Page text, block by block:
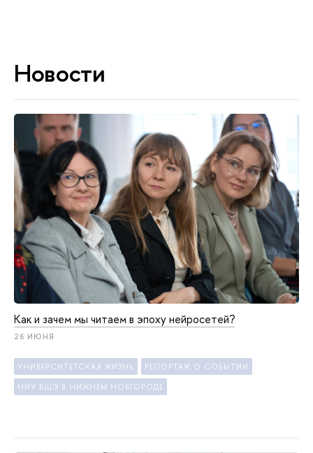
Новости
Как и зачем мы читаем в эпоху нейросетей?
26 ИЮНЯ
УНИВЕРСИТЕТСКАЯ ЖИЗНЬ РЕПОРТАЖ О СОБЫТИИ
НИУ ВШЭ В НИЖНЕМ НОВГОРОДЕ